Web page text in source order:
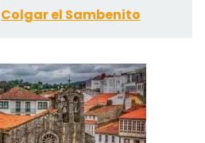
Colgar el Sambenito